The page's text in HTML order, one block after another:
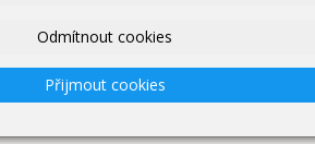
Odmítnout cookies
Přijmout cookies